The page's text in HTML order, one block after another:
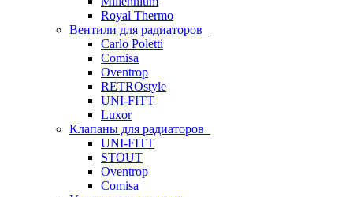
Royal Thermo
Вентили для радиаторов
Carlo Poletti
Comisa
Oventrop
RETROstyle
UNI-FITT
Luxor
Клапаны для радиаторов
UNI-FITT
STOUT
Oventrop
Comisa